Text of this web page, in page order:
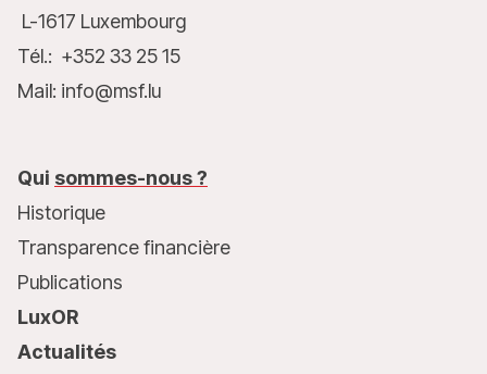
L-1617 Luxembourg
Tél.: +352 33 25 15
Mail: info@msf.lu
Qui sommes-nous ?
Historique
Transparence financière
Publications
LuxOR
Actualités